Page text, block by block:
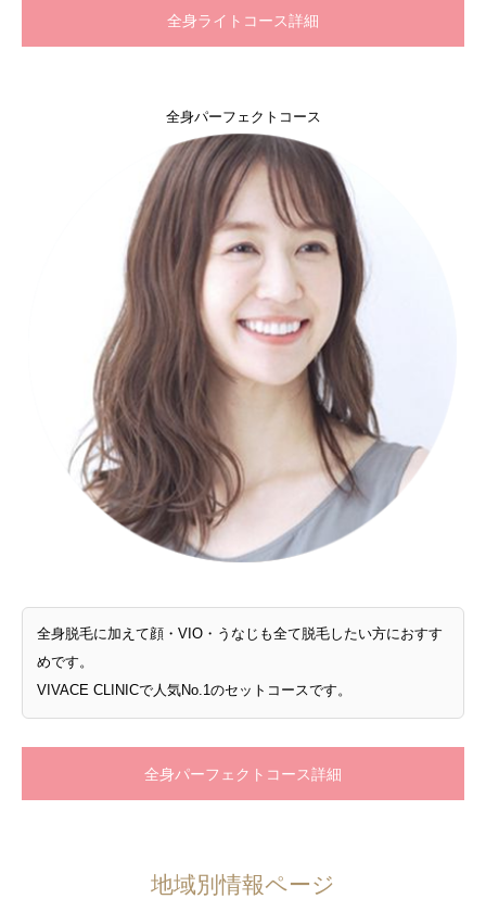
全身ライトコース詳細
全身パーフェクトコース
全身脱毛に加えて顔・VIO・うなじも全て脱毛したい方におすす
めです。
VIVACE CLINICで人気No.1のセットコースです。
全身パーフェクトコース詳細
地域別情報ページ